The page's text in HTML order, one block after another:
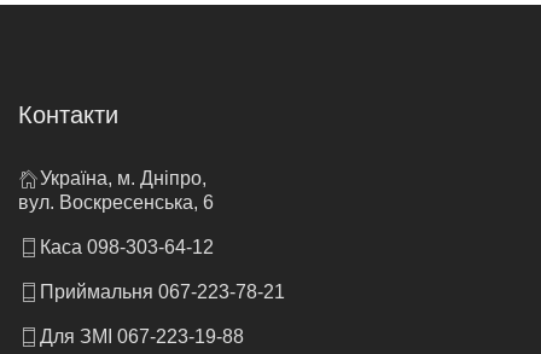
Контакти
Україна, м. Дніпро,
вул. Воскресенська, 6
Каса 098-303-64-12
Приймальня 067-223-78-21
Для ЗМІ 067-223-19-88